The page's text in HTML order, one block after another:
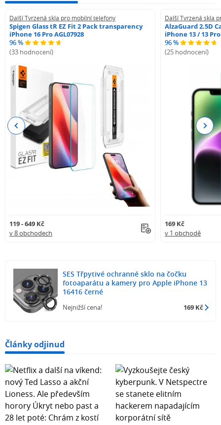
Další Tvrzená skla pro mobilní telefony
Spigen Glass tR EZ Fit 2 Pack transparency
iPhone 16 Pro AGL07928
96 %
(33 hodnocení)
119 - 649 Kč
v 8 obchodech
Další Tvrzená skla
AlzaGuard 2.5D
iPhone 13 / 13 Pro
96 %
(25 hodnocení)
169 Kč
v 1 obchodě
Previous Next
SES Třpytivé ochranné sklo na čočku
fotoaparátu a kamery pro Apple iPhone 13
16416 černé
Nejnižší cena! 169 Kč
Články odjinud